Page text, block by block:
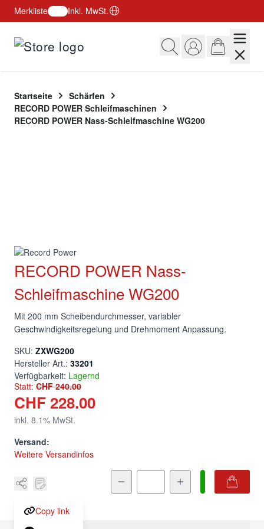
Merkliste
Inkl. MwSt.
Startseite
Schärfen
RECORD POWER Schleifmaschinen
RECORD POWER Nass-Schleifmaschine WG200
RECORD POWER Nass-
Schleifmaschine WG200
Mit 200 mm Scheibendurchmesser, variabler
Geschwindigkeitsregelung und Drehmoment Anpassung.
SKU: ZXWG200
Hersteller Art.: 33201
Verfügbarkeit: Lagernd
Statt: CHF 240.00
CHF 228.00
inkl.8.1% MwSt.
Versand:
Weitere Versandinfos
Copy link